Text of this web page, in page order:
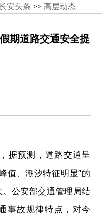
安头条 >> 高层动态
期道路交通安全提
据预测，道路交通呈
值、潮汐特征明显”的
公安部交通管理局结
事故规律特点，对今